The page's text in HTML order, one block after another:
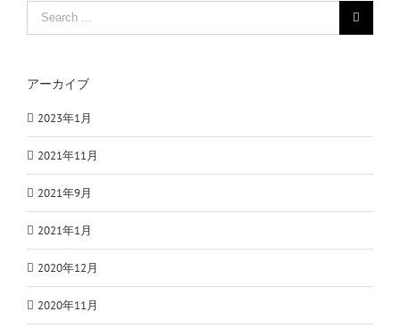
Search
アーカイブ
2023年1月
2021年11月
2021年9月
2021年1月
2020年12月
2020年11月